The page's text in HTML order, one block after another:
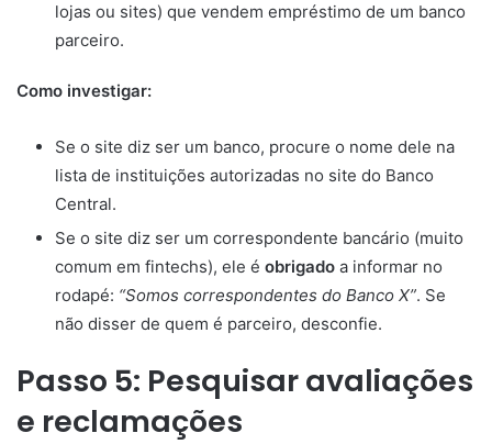
lojas ou sites) que vendem empréstimo de um banco
parceiro.
Como investigar:
Se o site diz ser um banco, procure o nome dele na
lista de instituições autorizadas no site do Banco
Central.
Se o site diz ser um correspondente bancário (muito
comum em fintechs), ele é obrigado a informar no
rodapé: “Somos correspondentes do Banco X”. Se
não disser de quem é parceiro, desconfie.
Passo 5: Pesquisar avaliações
e reclamações